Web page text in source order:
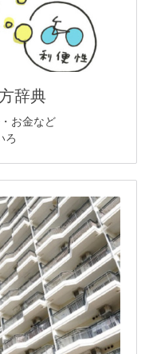
辞典
お金など
ろ